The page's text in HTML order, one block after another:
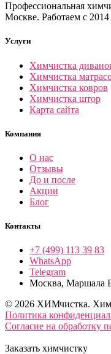
Профессиональная
Москве. Работаем с 2014
Услуги
Химчистка
Химчистка
Химчистка ковров
Химчистка штор
Карта сайта
Компания
О нас
Отзывы
До и после
Акции
Блог
Контакты
+7 (499) 113 39 83
WhatsApp
Telegram
Москва, Маршала
© 2026 ХИМчистка.
Политика
Согласие на обработку
Заказать химчистку